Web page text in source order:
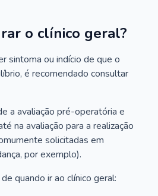
o clínico geral?
sintoma ou indício de que o
é recomendado consultar
a avaliação pré-operatória e
na avaliação para a realização
solicitadas em
por exemplo).
quando ir ao clínico geral: